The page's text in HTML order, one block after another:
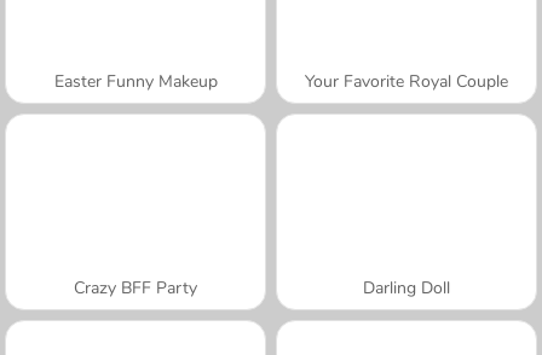
Easter Funny Makeup Your Favorite Royal Couple
Crazy BFF Party Darling Doll